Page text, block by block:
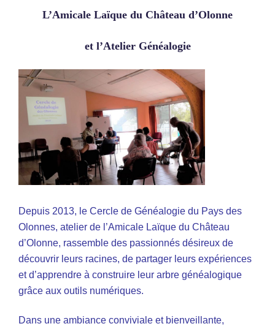
L’Amicale Laïque du Château d’Olonne
et l’Atelier Généalogie
Depuis 2013, le Cercle de Généalogie du Pays des
Olonnes, atelier de l’Amicale Laïque du Château
d’Olonne, rassemble des passionnés désireux de
découvrir leurs racines, de partager leurs expériences
et d’apprendre à construire leur arbre généalogique
grâce aux outils numériques.
Dans une ambiance conviviale et bienveillante,